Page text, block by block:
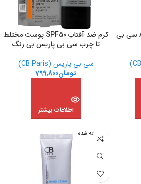
کرم لایه بردار ۱۵ درصد AHA سی بی
کرم ضد آفتاب SPF50 پوست مختلط
تا چرب سی بی پاریس بی رنگ
سی بی پاریس (CB Paris)
تومان799,800
اطلاعات بیشتر
فروخته شده